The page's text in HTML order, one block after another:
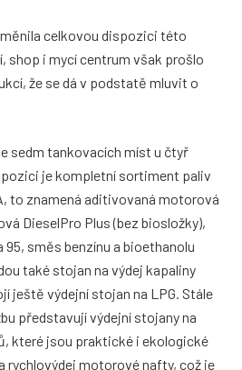
celkovou dispozici této
shop i mycí centrum však prošlo
že se dá v podstatě mluvit o
sedm tankovacích míst u čtyř
je kompletní sortiment paliv
to znamená aditivovaná motorová
DieselPro Plus (bez biosložky),
směs benzínu a bioethanolu
také stojan na výdej kapaliny
ještě výdejní stojan na LPG. Stále
představují výdejní stojany na
které jsou praktické i ekologické
rychlovýdej motorové nafty, což je